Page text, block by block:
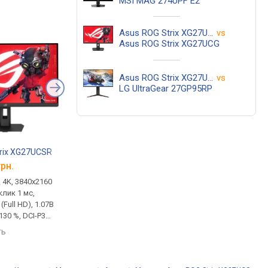
XG27UCSR
3840x2160
1 мс,
HD), 1.07B
%, DCI-P3
DisplayPort,
Power
Asus ROG Strix XG27UCS vs
Asus ROG Strix XG27UCG
Asus ROG Strix XG27UCS vs
LG UltraGear 27GP95RP